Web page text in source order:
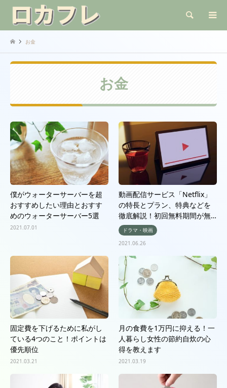
検索
お金
お金
僕がウォーターサーバーを超
おすすめしたい理由とおすす
めのウォーターサーバー5選
2021.07.01
動画配信サービス「Netflix」
の特長とプラン、特典などを
徹底解説！初回無料期間が無…
ドラマ・映画
2021.06.26
固定費を下げるために私がし
ている4つのこと！ポイントは
優先順位
2021.03.21
月の食費を1万円に抑える！一
人暮らし女性の節約自炊の心
得を教えます
2021.03.19